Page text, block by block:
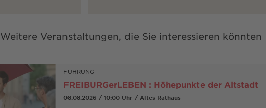
Weitere Veranstaltungen, die Sie interessieren könnten
FÜHRUNG
FREIBURGerLEBEN : Höhepunkte der Altstadt
08.08.2026 / 10:00 Uhr / Altes Rathaus